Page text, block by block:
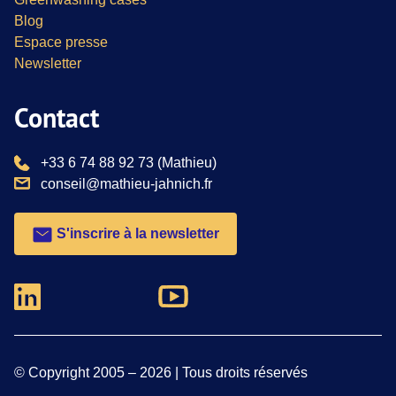
Blog
Espace presse
Newsletter
Contact
téléphone :
+33 6 74 88 92 73 (Mathieu)
email :
conseil@mathieu-jahnich.fr
S'inscrire à la newsletter
© Copyright 2005 – 2026 | Tous droits réservés